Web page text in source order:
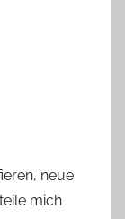
neue
mich